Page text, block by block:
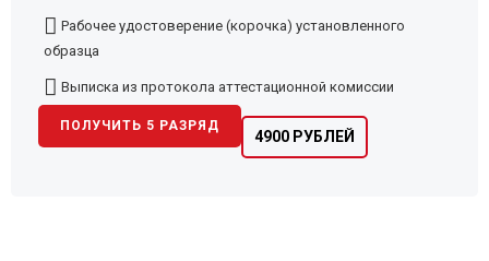
Рабочее удостоверение (корочка) установленного
образца
Выписка из протокола аттестационной комиссии
4900 РУБЛЕЙ
ПОЛУЧИТЬ 5 РАЗРЯД